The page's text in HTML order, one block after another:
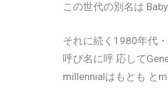
この世代の別名は Baby
それに続く1980年代・90
呼び名に呼 応して
millennialはもとも と